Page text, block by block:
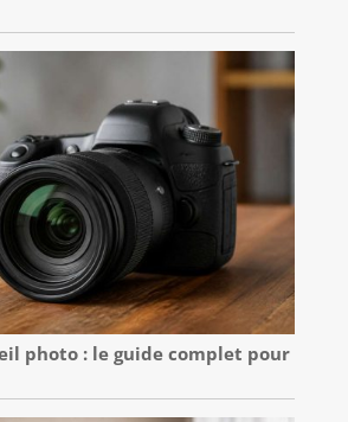
photo : le guide complet pour